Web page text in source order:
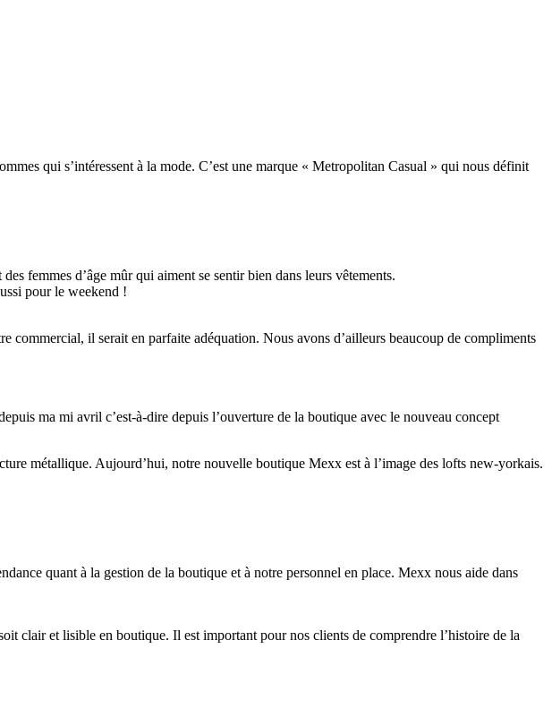
qui s’intéressent à la mode. C’est une marque « Metropolitan Casual » qui nous définit
femmes d’âge mûr qui aiment se sentir bien dans leurs vêtements.
pour le weekend !
commercial, il serait en parfaite adéquation. Nous avons d’ailleurs beaucoup de compliments
ma mi avril c’est-à-dire depuis l’ouverture de la boutique avec le nouveau concept
métallique. Aujourd’hui, notre nouvelle boutique Mexx est à l’image des lofts new-yorkais.
quant à la gestion de la boutique et à notre personnel en place. Mexx nous aide dans
clair et lisible en boutique. Il est important pour nos clients de comprendre l’histoire de la